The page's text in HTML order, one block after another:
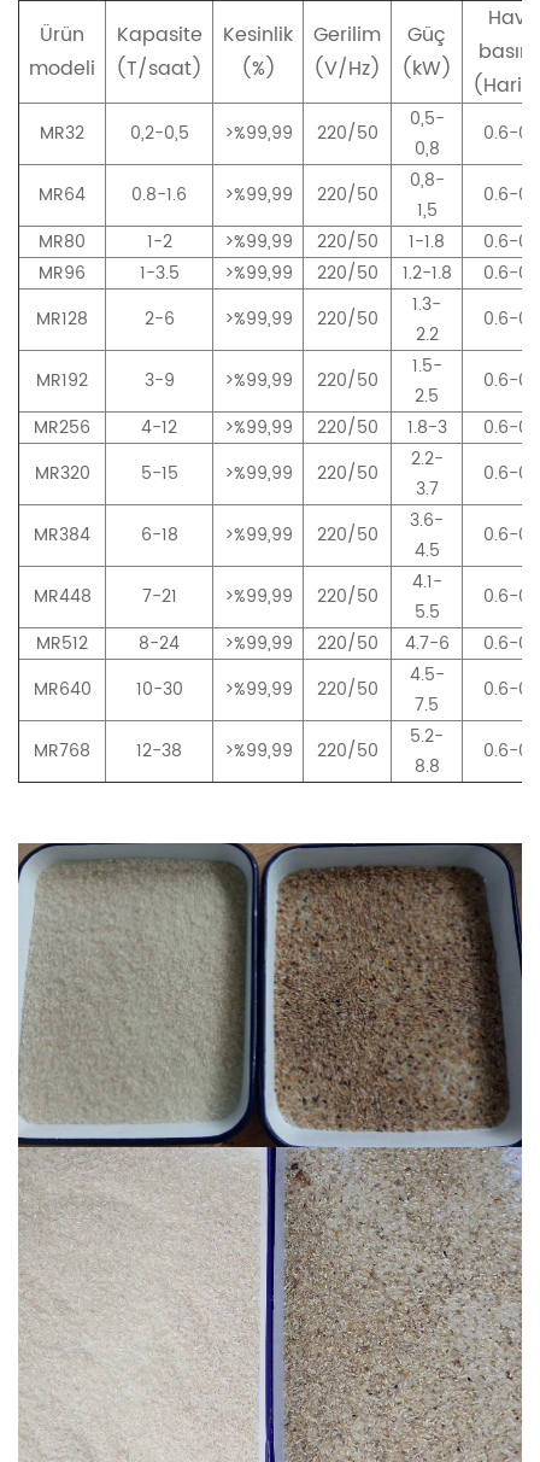
Ürün
modeli
Kapasite
(T/saat)
Kesinlik
(%)
Gerilim
(V/Hz)
Güç
(kW)
Hava
MR32 0,2-0,5 >%99,99 220/50
0,5-
0,8
0.6-
MR64 0.8-1.6 >%99,99 220/50
0,8-
1,5
0.6-
MR80
1-2 >%99,99 220/50 1-1.8
0.6-
MR96
1-3.5 >%99,99 220/50 1.2-1.8
0.6-
MR128
2-6 >%99,99 220/50
1.3-
2.2
0.6-
MR192 3-9 >%99,99 220/50
1.5-
2.5
0.6-
MR256
4-12 >%99,99 220/50 1.8-3
0.6-
MR320
5-15 >%99,99 220/50
2.2-
3.7
0.6-
MR384 6-18 >%99,99 220/50
3.6-
4.5
0.6-
MR448 7-21 >%99,99 220/50
4.1-
5.5
0.6-
MR512
8-24 >%99,99 220/50 4.7-6
0.6-
MR640
10-30 >%99,99 220/50
4.5-
7.5
0.6-
MR768 12-38 >%99,99 220/50
5.2-
8.8
0.6-